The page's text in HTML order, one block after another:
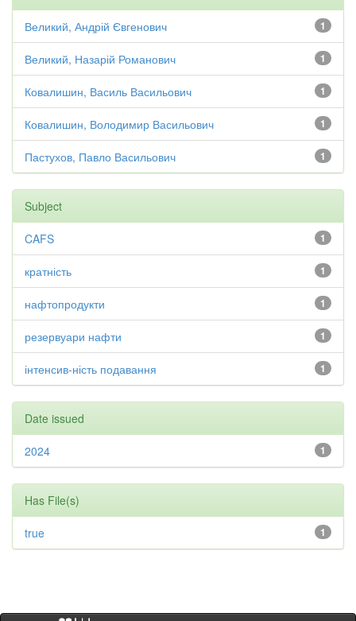
1
Великий, Андрій Євгенович
1
Великий, Назарій Романович
1
Ковалишин, Василь Васильович
1
Ковалишин, Володимир Васильович
1
Пастухов, Павло Васильович
Subject
1
CAFS
1
кратність
1
нафтопродукти
1
резервуари нафти
1
інтенсив-ність подавання
Date issued
1
2024
Has File(s)
1
true